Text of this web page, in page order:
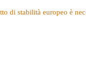
di stabilità europeo è